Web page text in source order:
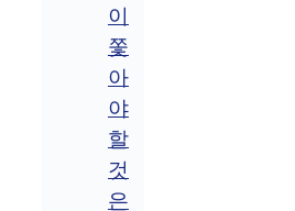
이
쫓
아
야
할
것
은